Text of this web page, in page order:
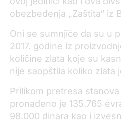
obezbeđenja „Zaštita“ iz
Oni se sumnjiče da su u
2017. godine iz
količine zlata koje su
nije saopštila koliko zlata
Prilikom pretresa
pronađeno je 135.765
98.000 dinara kao i